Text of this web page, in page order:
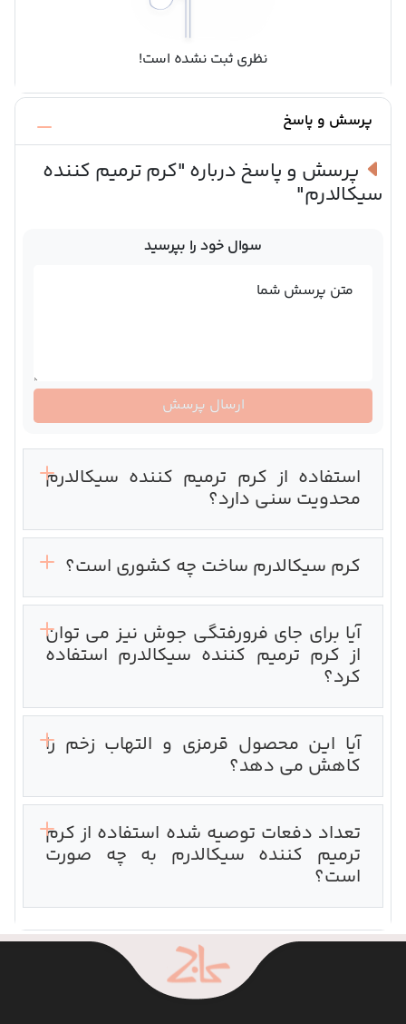
نظری ثبت نشده است!
پرسش و پاسخ
پرسش و پاسخ درباره "کرم ترمیم کننده
سیکالدرم"
استفاده از کرم ترمیم کننده سیکالدرم
محدویت سنی دارد؟
کرم سیکالدرم ساخت چه کشوری است؟‌
آیا برای جای فرورفتگی جوش نیز می توان
از کرم ترمیم کننده سیکالدرم استفاده
کرد؟
آیا این محصول قرمزی و التهاب زخم را
کاهش می دهد؟
تعداد دفعات توصیه شده استفاده از کرم
ترمیم کننده سیکالدرم به چه صورت
است؟‌
سوال خود را بپرسید
متن پرسش شما
ارسال پرسش